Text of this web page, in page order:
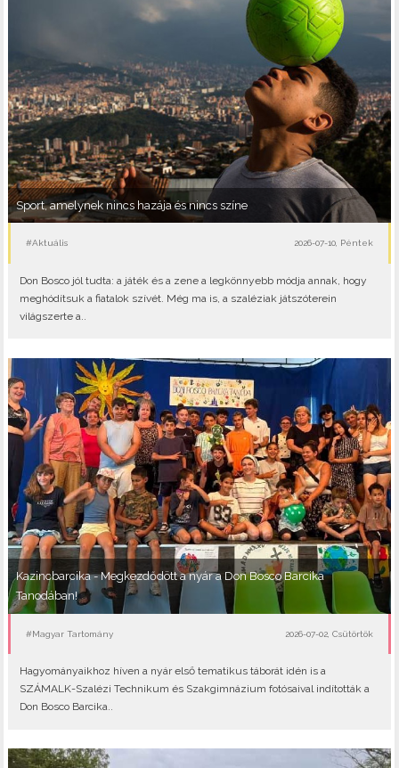
Sport, amelynek nincs hazája és nincs színe
#Aktuális 2026-07-10, Péntek
Don Bosco jól tudta: a játék és a zene a legkönnyebb módja annak, hogy
meghódítsuk a fiatalok szívét. Még ma is, a szaléziak játszóterein
világszerte a..
Kazincbarcika - Megkezdődött a nyár a Don Bosco Barcika
Tanodában!
#Magyar Tartomány 2026-07-02, Csütörtök
Hagyományaikhoz híven a nyár első tematikus táborát idén is a
SZÁMALK-Szalézi Technikum és Szakgimnázium fotósaival indították a
Don Bosco Barcika..